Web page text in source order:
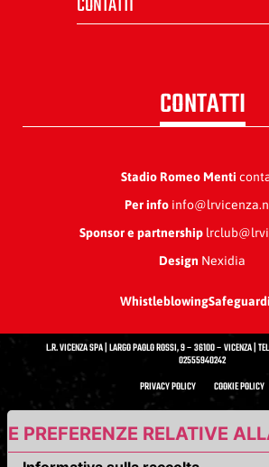
CONTATTI
Stadio Romeo Menti
Per info
Sponsor e partnership
Design Nexidia
Whistleblowing
L.R. VICENZA SPA | LARGO PAOLO ROSSI, 9 – 36100 – VICENZA |
02555940242
PRIVACY POLICY
COOKIE POLICY
PREFERENZE RELATIVE